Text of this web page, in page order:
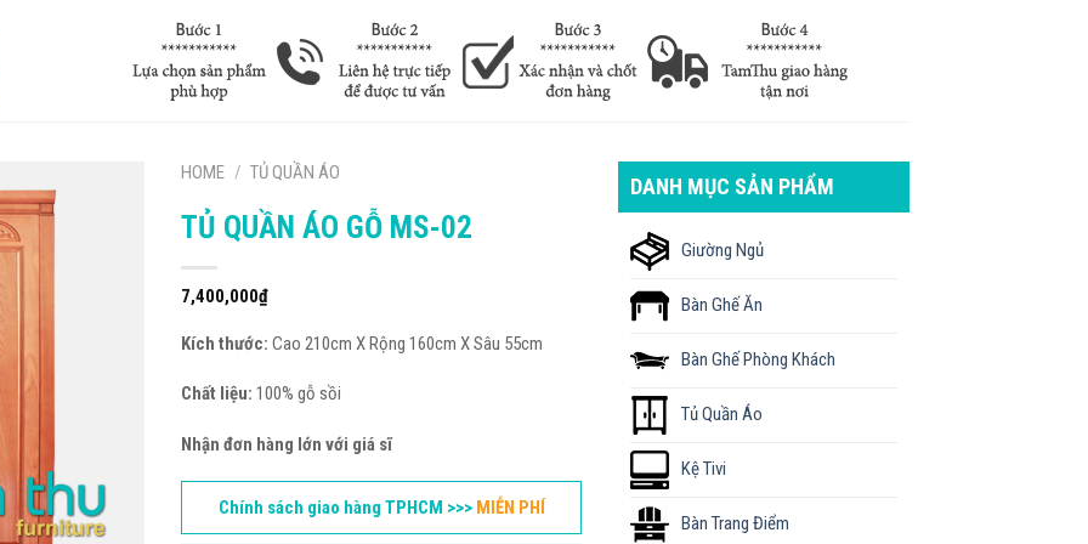
HOME / TỦ QUẦN ÁO
TỦ QUẦN ÁO GỖ MS-02
7,400,000₫
Kích thước: Cao 210cm X Rộng 160cm X Sâu 55cm
Chất liệu: 100% gỗ sồi
Nhận đơn hàng lớn với giá sĩ
Chính sách giao hàng TPHCM >>> MIỄN PHÍ
DANH MỤC SẢN PHẨM
Giường Ngủ
Bàn Ghế Ăn
Bàn Ghế Phòng Khách
Tủ Quần Áo
Kệ Tivi
Bàn Trang Điểm